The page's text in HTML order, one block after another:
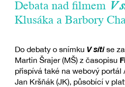
Debata nad filmem V
Klusáka a Barbory
Do debaty o snímku V​ sítise
Martin Šrajer (MŠ) z časopisu
přispívá také na webový portál
Jan Kršňák (JK), působící v